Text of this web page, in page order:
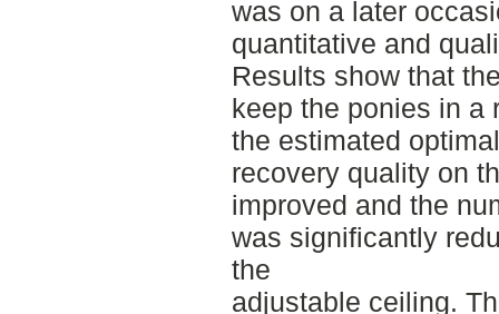
was on a later
quantitative and
Results show that
keep the ponies in a
the estimated
recovery quality on
improved and the
was significantly
the
adjustable ceiling.